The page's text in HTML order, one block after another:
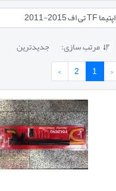
اپتیما TF تی اف 2015-2011
 مرتب سازی: جدیدترین
‹
1
2
›